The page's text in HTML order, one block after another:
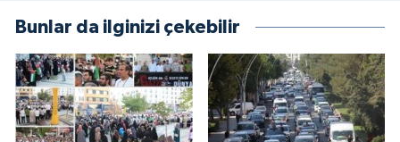
Bunlar da ilginizi çekebilir